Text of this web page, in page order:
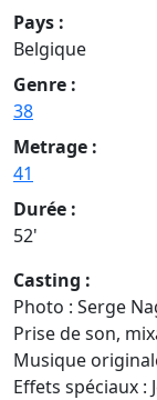
Pays :
Belgique
Genre :
38
Metrage :
41
Durée :
52'
Casting :
Photo : Serge
Prise de son,
Musique
Effets spéciaux :